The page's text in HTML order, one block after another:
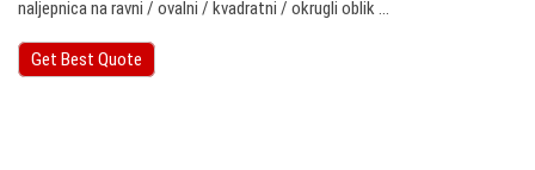
naljepnica na ravni / ovalni / kvadratni / okrugli oblik ...
Get Best Quote